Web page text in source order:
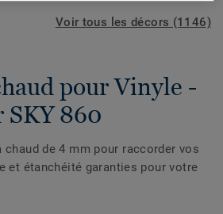
Voir tous les décors (1146)
pour Vinyle -
860
chaud de 4 mm pour raccorder vos
et étanchéité garanties pour votre